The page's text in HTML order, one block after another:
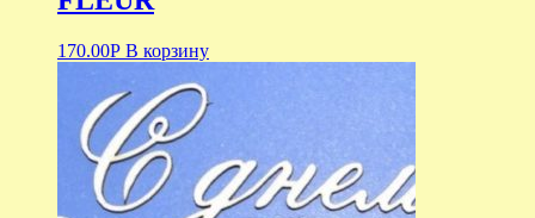
170.00Р В корзину